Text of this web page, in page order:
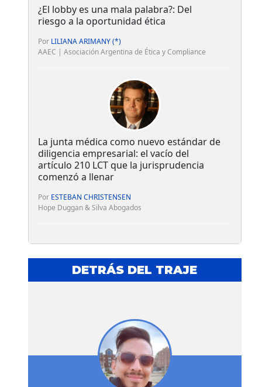
¿El lobby es una mala palabra?: Del
riesgo a la oportunidad ética
Por LILIANA ARIMANY (*)
AAEC | Asociación Argentina de Ética y Compliance
La junta médica como nuevo estándar de
diligencia empresarial: el vacío del
artículo 210 LCT que la jurisprudencia
comenzó a llenar
Por ESTEBAN CHRISTENSEN
Hope Duggan & Silva Abogados
DETRÁS DEL TRAJE